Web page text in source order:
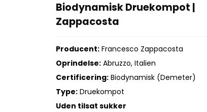
Biodynamisk Druekompot |
Zappacosta
Producent: Francesco Zappacosta
Oprindelse: Abruzzo, Italien
Certificering: Biodynamisk (Demeter)
Type: Druekompot
Uden tilsat sukker